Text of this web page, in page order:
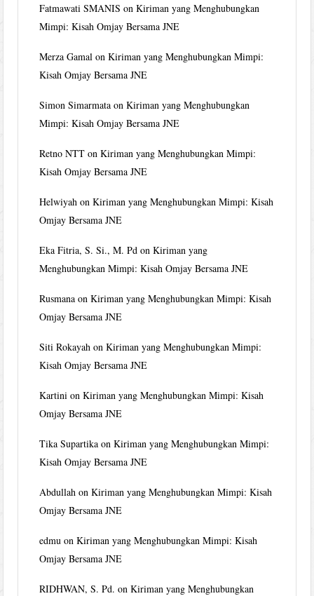
Fatmawati SMANIS onKiriman yang Menghubungkan
Mimpi: Kisah Omjay Bersama JNE
Merza Gamal onKiriman yang Menghubungkan Mimpi:
Kisah Omjay Bersama JNE
Simon Simarmata onKiriman yang Menghubungkan
Mimpi: Kisah Omjay Bersama JNE
Retno NTT onKiriman yang Menghubungkan Mimpi:
Kisah Omjay Bersama JNE
Helwiyah onKiriman yang Menghubungkan Mimpi: Kisah
Omjay Bersama JNE
Eka Fitria, S. Si., M. Pd onKiriman yang
Menghubungkan Mimpi: Kisah Omjay Bersama JNE
Rusmana onKiriman yang Menghubungkan Mimpi: Kisah
Omjay Bersama JNE
Siti Rokayah onKiriman yang Menghubungkan Mimpi:
Kisah Omjay Bersama JNE
Kartini onKiriman yang Menghubungkan Mimpi: Kisah
Omjay Bersama JNE
Tika Supartika onKiriman yang Menghubungkan Mimpi:
Kisah Omjay Bersama JNE
Abdullah onKiriman yang Menghubungkan Mimpi: Kisah
Omjay Bersama JNE
edmu onKiriman yang Menghubungkan Mimpi: Kisah
Omjay Bersama JNE
RIDHWAN, S. Pd. onKiriman yang Menghubungkan